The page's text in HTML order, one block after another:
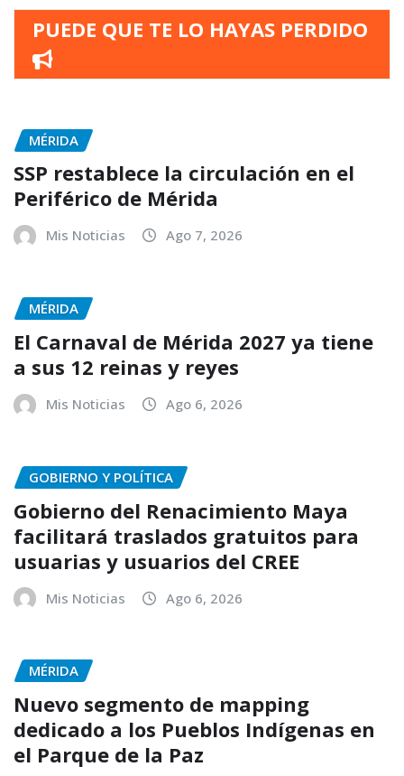
PUEDE QUE TE LO HAYAS PERDIDO
MÉRIDA
SSP restablece la circulación en el
Periférico de Mérida
Mis Noticias Ago 7, 2026
MÉRIDA
El Carnaval de Mérida 2027 ya tiene
a sus 12 reinas y reyes
Mis Noticias Ago 6, 2026
GOBIERNO Y POLÍTICA
Gobierno del Renacimiento Maya
facilitará traslados gratuitos para
usuarias y usuarios del CREE
Mis Noticias Ago 6, 2026
MÉRIDA
Nuevo segmento de mapping
dedicado a los Pueblos Indígenas en
el Parque de la Paz